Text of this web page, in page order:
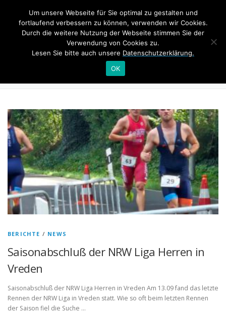
springen
NEWS
INTERNER BEREICH
VINCENT
BERICHTE / NEWS
Saisonabschluß der NRW Liga Herren in
Vreden
Saisonabschluß der NRW Liga Herren in Vreden Am 13.09 fand das letzte
Rennen der NRW Liga in Vreden statt. Wie so oft beim letzten Rennen
der Saison fiel die Suche …
Um unsere Webseite für Sie optimal zu gestalten und
fortlaufend verbessern zu können, verwenden wir Cookies.
Durch die weitere Nutzung der Webseite stimmen Sie der
Verwendung von Cookies zu.
Lesen Sie bitte auch unsere Datenschutzerklärung.
OK